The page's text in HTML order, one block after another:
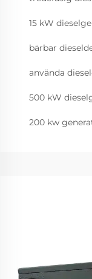
15 kW
bärbar
använda
500 kW
200 kw